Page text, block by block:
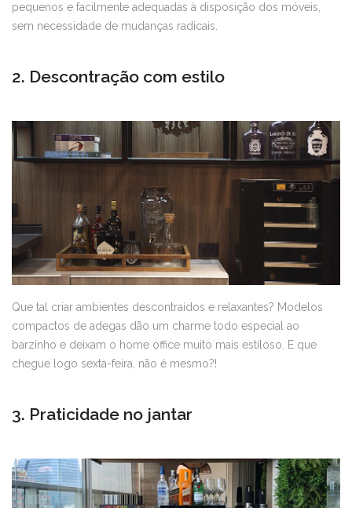
pequenos e facilmente adequadas à disposição dos móveis,
sem necessidade de mudanças radicais.
2. Descontração com estilo
Que tal criar ambientes descontraídos e relaxantes? Modelos
compactos de adegas dão um charme todo especial ao
barzinho e deixam o home office muito mais estiloso. E que
chegue logo sexta-feira, não é mesmo?!
3. Praticidade no jantar